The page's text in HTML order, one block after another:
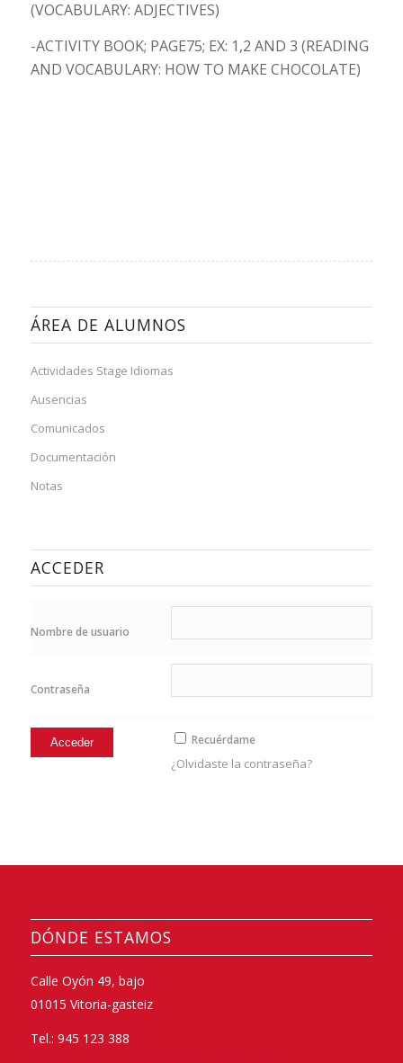
(VOCABULARY: ADJECTIVES)
-ACTIVITY BOOK; PAGE75; EX: 1,2 AND 3 (READING
AND VOCABULARY: HOW TO MAKE CHOCOLATE)
ÁREA DE ALUMNOS
Actividades Stage Idiomas
Ausencias
Comunicados
Documentación
Notas
ACCEDER
Nombre de usuario
Contraseña
Recuérdame
¿Olvidaste la contraseña?
DÓNDE ESTAMOS
Calle Oyón 49, bajo
01015 Vitoria-gasteiz
Tel.: 945 123 388